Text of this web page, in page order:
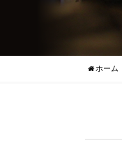
ホーム